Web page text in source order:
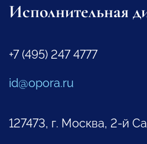
Исполнительная
+7 (495) 247 4777
id@opora.ru
127473, г. Москва, 2-й